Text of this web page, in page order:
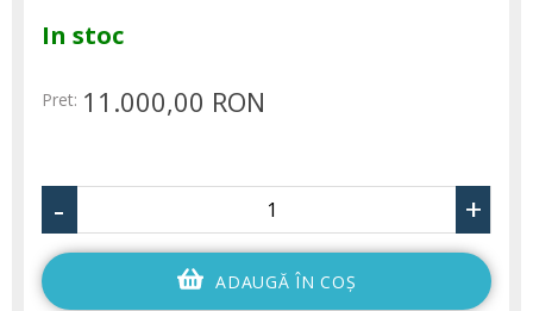
In stoc
Pret: 11.000,00 RON
- +
ADAUGĂ ÎN COŞ